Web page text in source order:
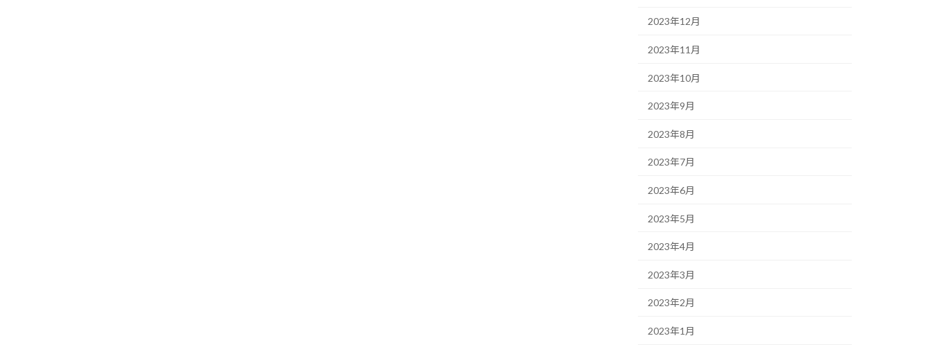
2023年12月
2023年11月
2023年10月
2023年9月
2023年8月
2023年7月
2023年6月
2023年5月
2023年4月
2023年3月
2023年2月
2023年1月